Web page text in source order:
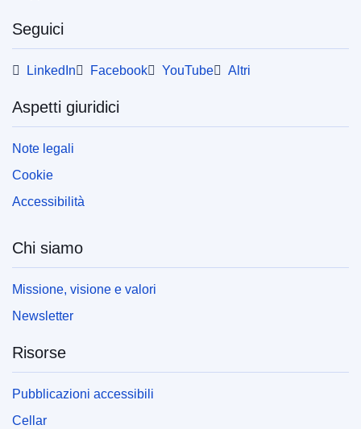
Seguici
LinkedIn Facebook YouTube Altri
Aspetti giuridici
Note legali
Cookie
Accessibilità
Chi siamo
Missione, visione e valori
Newsletter
Risorse
Pubblicazioni accessibili
Cellar